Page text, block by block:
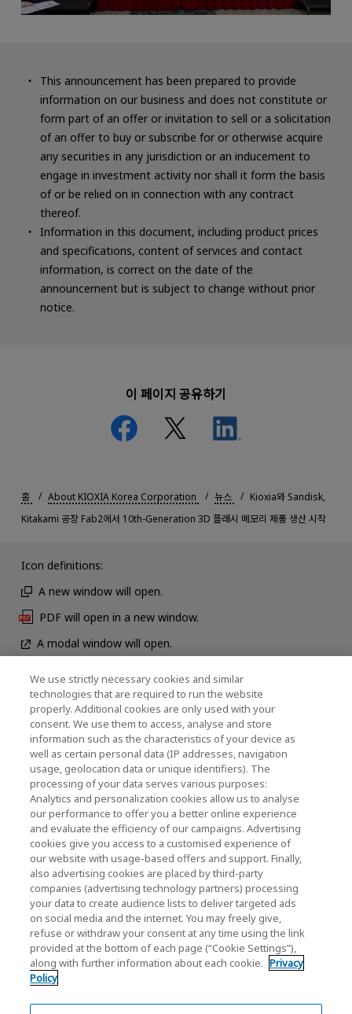
This announcement has been prepared to provide
information on our business and does not constitute or
form part of an offer or invitation to sell or a solicitation
of an offer to buy or subscribe for or otherwise acquire
any securities in any jurisdiction or an inducement to
engage in investment activity nor shall it form the basis
of or be relied on in connection with any contract
thereof.
Information in this document, including product prices
and specifications, content of services and contact
information, is correct on the date of the
announcement but is subject to change without prior
notice.
이 페이지 공유하기
홈 About KIOXIA Korea Corporation 뉴스
Kioxia와 Sandisk,
Kitakami 공장 Fab2에서 10th-Generation 3D 플래시 메모리 제품 생산 시작
Icon definitions:
A new window will open.
PDF will open in a new window.
A modal window will open.
뉴스
연락처
KIOXIA Holdings Corporation (기업 그룹 정보 / 투
자자 정보)
KIOXIA Holdings Corporation Home
투자자 정보
개인정보 처리방침
We use strictly necessary cookies and similar
technologies that are required to run the website
properly. Additional cookies are only used with your
consent. We use them to access, analyse and store
information such as the characteristics of your device as
well as certain personal data (IP addresses, navigation
usage, geolocation data or unique identifiers). The
processing of your data serves various purposes:
Analytics and personalization cookies allow us to analyse
our performance to offer you a better online experience
and evaluate the efficiency of our campaigns. Advertising
cookies give you access to a customised experience of
our website with usage-based offers and support. Finally,
also advertising cookies are placed by third-party
companies (advertising technology partners) processing
your data to create audience lists to deliver targeted ads
on social media and the internet. You may freely give,
refuse or withdraw your consent at any time using the link
provided at the bottom of each page (“Cookie Settings”),
along with further information about each cookie. Privacy
Policy